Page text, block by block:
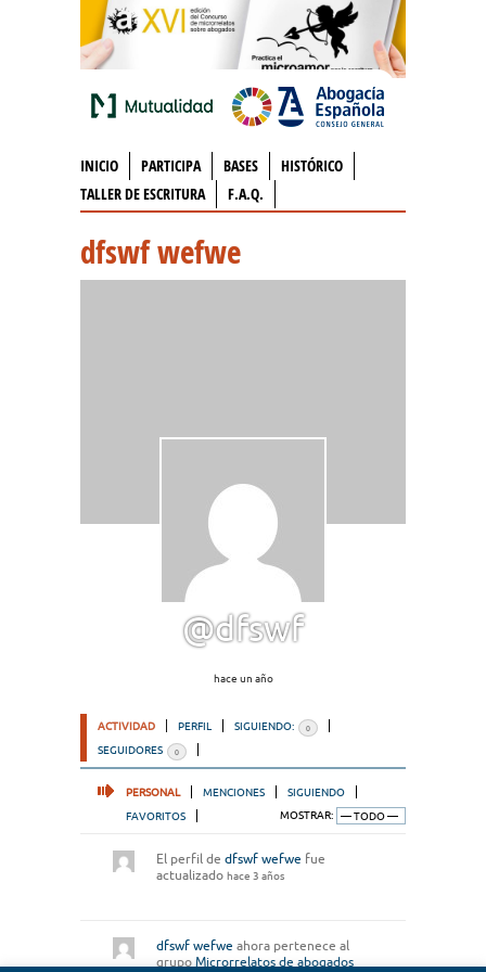
INICIO PARTICIPA BASES
HISTÓRICO
TALLER DE ESCRITURA
F.A.Q.
dfswf wefwe
@dfswf
hace un año
ACTIVIDAD PERFIL SIGUIENDO: 0
SEGUIDORES 0
PERSONAL MENCIONES
SIGUIENDO
FAVORITOS
MOSTRAR:
El perfil de dfswf wefwe fue
actualizado hace 3 años
dfswf wefwe ahora pertenece al
grupo Microrrelatos de abogados